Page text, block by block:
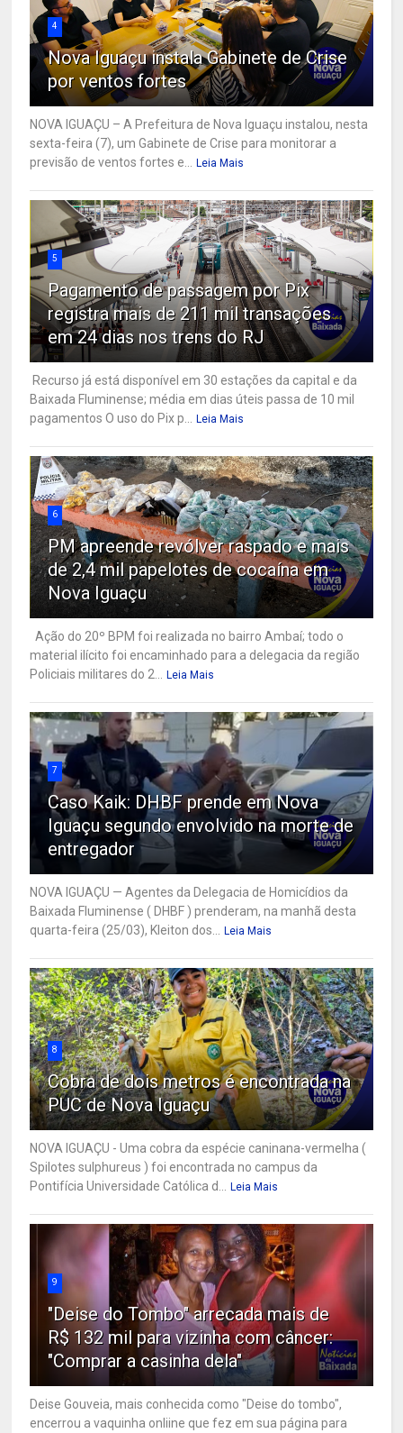
4
Nova Iguaçu instala Gabinete de Crise
por ventos fortes
NOVA IGUAÇU – A Prefeitura de Nova Iguaçu instalou, nesta
sexta-feira (7), um Gabinete de Crise para monitorar a
previsão de ventos fortes e... Leia Mais
5
Pagamento de passagem por Pix
registra mais de 211 mil transações
em 24 dias nos trens do RJ
Recurso já está disponível em 30 estações da capital e da
Baixada Fluminense; média em dias úteis passa de 10 mil
pagamentos O uso do Pix p... Leia Mais
6
PM apreende revólver raspado e mais
de 2,4 mil papelotes de cocaína em
Nova Iguaçu
Ação do 20º BPM foi realizada no bairro Ambaí; todo o
material ilícito foi encaminhado para a delegacia da região
Policiais militares do 2... Leia Mais
7
Caso Kaik: DHBF prende em Nova
Iguaçu segundo envolvido na morte de
entregador
NOVA IGUAÇU — Agentes da Delegacia de Homicídios da
Baixada Fluminense ( DHBF ) prenderam, na manhã desta
quarta-feira (25/03), Kleiton dos... Leia Mais
8
Cobra de dois metros é encontrada na
PUC de Nova Iguaçu
NOVA IGUAÇU - Uma cobra da espécie caninana-vermelha (
Spilotes sulphureus ) foi encontrada no campus da
Pontifícia Universidade Católica d... Leia Mais
9
"Deise do Tombo" arrecada mais de
R$ 132 mil para vizinha com câncer:
"Comprar a casinha dela"
Deise Gouveia, mais conhecida como "Deise do tombo",
encerrou a vaquinha onliine que fez em sua página para